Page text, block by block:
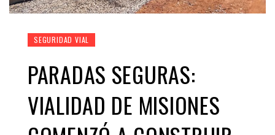
SEGURIDAD VIAL
PARADAS SEGURAS:
VIALIDAD DE MISIONES